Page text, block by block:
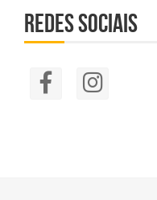
REDES SOCIAIS